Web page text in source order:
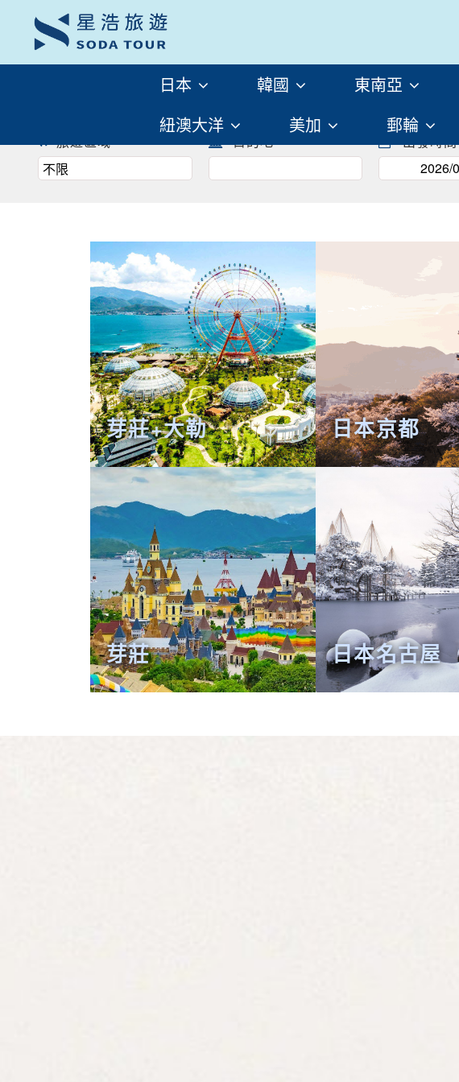
日本 韓國 東南亞
紐澳大洋
美加 郵輪
趕快來尋找一場屬於自己春天的日本賞櫻
之旅 ! !
旅遊區域
目的地 出發時間
芽莊+大勒 日本京都
芽莊 日本名古屋